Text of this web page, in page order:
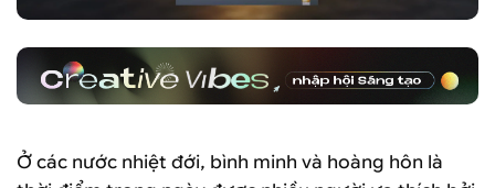
Ở các nước nhiệt đới, bình minh và hoàng hôn là